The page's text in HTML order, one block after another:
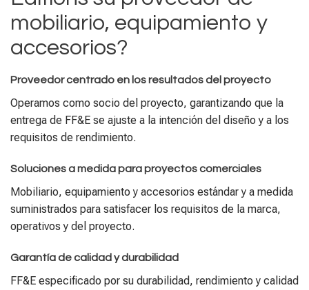
mobiliario, equipamiento y
accesorios?
Proveedor centrado en los resultados del proyecto
Operamos como socio del proyecto, garantizando que la
entrega de FF&E se ajuste a la intención del diseño y a los
requisitos de rendimiento.
Soluciones a medida para proyectos comerciales
Mobiliario, equipamiento y accesorios estándar y a medida
suministrados para satisfacer los requisitos de la marca,
operativos y del proyecto.
Garantía de calidad y durabilidad
FF&E especificado por su durabilidad, rendimiento y calidad